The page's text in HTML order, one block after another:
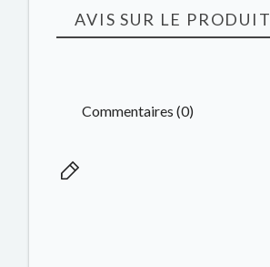
AVIS SUR LE PRODUIT
Commentaires (0)